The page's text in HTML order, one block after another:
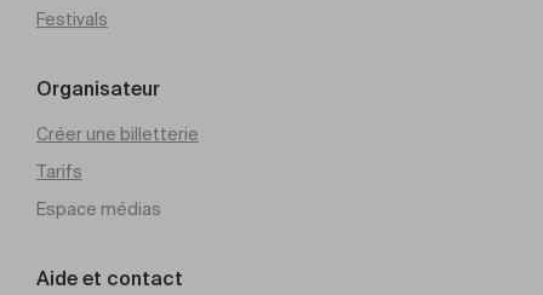
Festivals
Organisateur
Créer une billetterie
Tarifs
Espace médias
Aide et contact